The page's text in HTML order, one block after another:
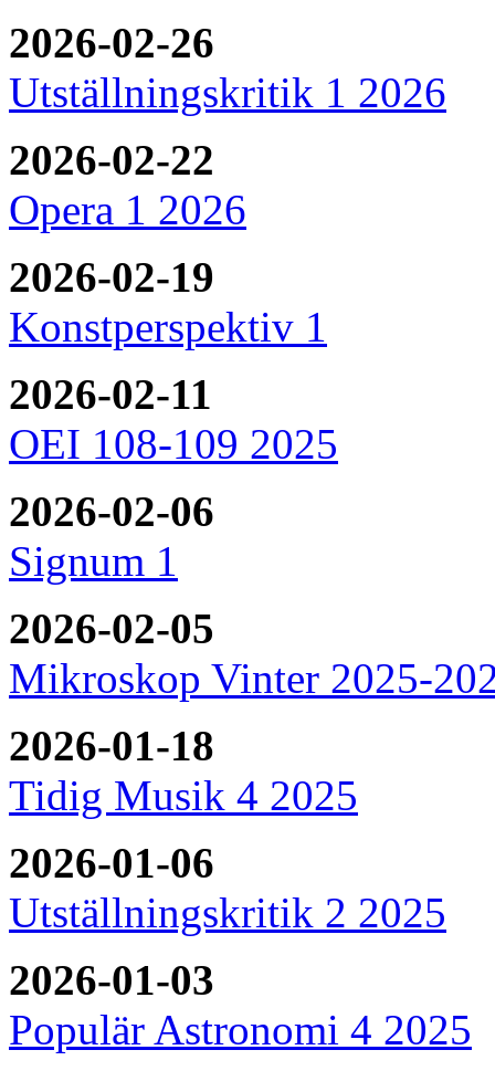
2026-02-26
Utställningskritik 1 2026
2026-02-22
Opera 1 2026
2026-02-19
Konstperspektiv 1
2026-02-11
OEI 108-109 2025
2026-02-06
Signum 1
2026-02-05
Mikroskop Vinter 2025-
2026-01-18
Tidig Musik 4 2025
2026-01-06
Utställningskritik 2 2025
2026-01-03
Populär Astronomi 4 2025